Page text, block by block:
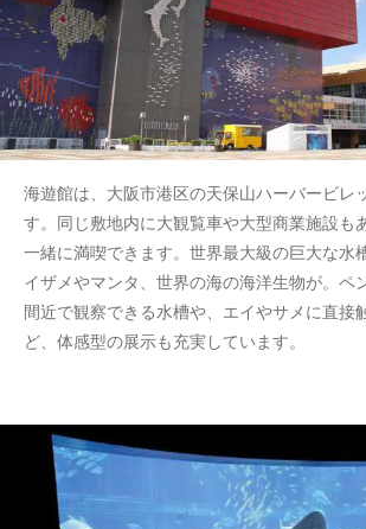
海遊館は、大阪市港区の天保山ハーバービレ
す。同じ敷地内に大観覧車や大型商業施設も
一緒に満喫できます。世界最大級の巨大な水
イザメやマンタ、世界の海の海洋生物が。ペ
間近で観察できる水槽や、エイやサメに直接
ど、体感型の展示も充実しています。